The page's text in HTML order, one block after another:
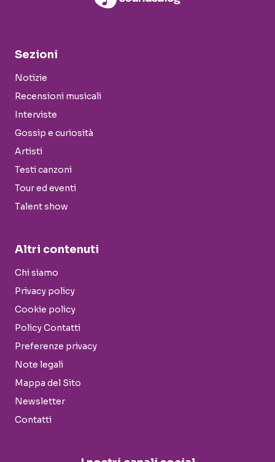
Sezioni
Notizie
Recensioni musicali
Interviste
Gossip e curiosità
Artisti
Testi canzoni
Tour ed eventi
Talent show
Altri contenuti
Chi siamo
Privacy policy
Cookie policy
Policy Contatti
Preferenze privacy
Note legali
Mappa del Sito
Newsletter
Contatti